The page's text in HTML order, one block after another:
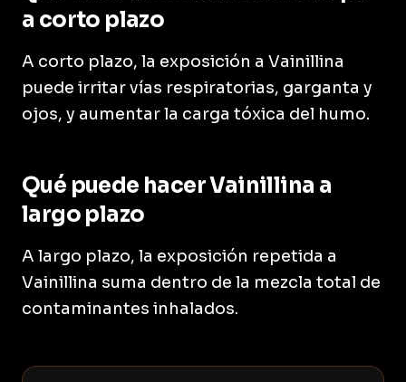
a corto plazo
A corto plazo, la exposición a Vainillina
puede irritar vías respiratorias, garganta y
ojos, y aumentar la carga tóxica del humo.
Qué puede hacer Vainillina a
largo plazo
A largo plazo, la exposición repetida a
Vainillina suma dentro de la mezcla total de
contaminantes inhalados.